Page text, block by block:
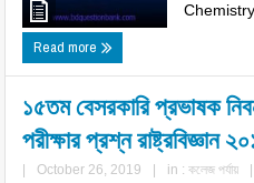
Read more
১৫তম বেসরকারি প্রভাষক
পরীক্ষার প্রশ্ন রাষ্ট্রবিজ্ঞান
October 26, 2019 in :কলেজ পর্যায়